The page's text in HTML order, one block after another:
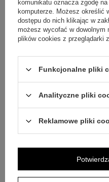
PRODUKTY
Łyżeczka Srebrna 925
komunikatu oznacza zgodę
komputerze. Możesz określić
dostępu do nich klikając w
możesz wycofać w dowolnym
plików cookies z przeglądarki
Funkcjonalne pliki
Analityczne pliki
Reklamowe pliki